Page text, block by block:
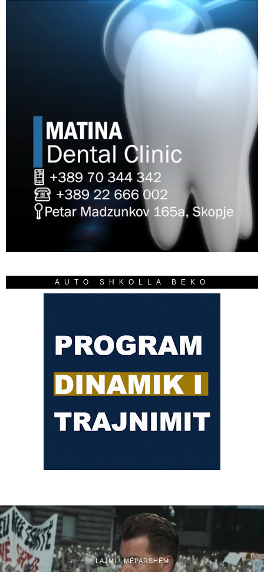
AUTO SHKOLLA BEKO
LAJMI I MËPARSHËM